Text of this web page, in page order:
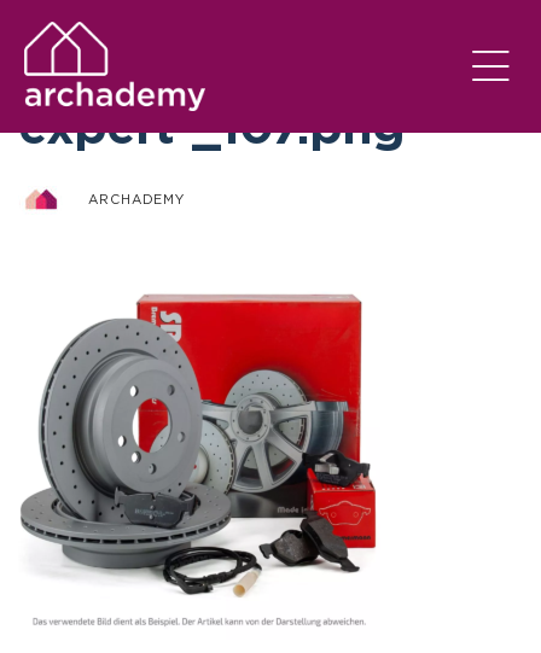
otto-zimmermann-
expert-_107.png
ARCHADEMY